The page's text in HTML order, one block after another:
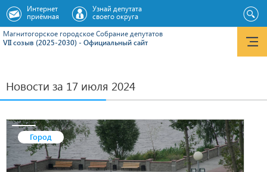
Магнитогорское городское Cобрание депутатов
VII созыв (2025-2030) - Официальный сайт
Интернет
приёмная
Узнай депутата
своего округа
Новости за 17 июля 2024
Город